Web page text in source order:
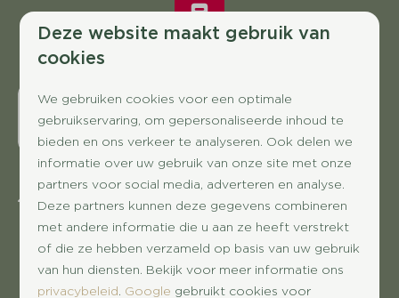
Hof van Halenweg 2
9414 AG Hooghalen
Drenthe
Nederland
Deze website maakt gebruik van
cookies
We gebruiken cookies voor een optimale
gebruikservaring, om gepersonaliseerde inhoud te
bieden en ons verkeer te analyseren. Ook delen we
informatie over uw gebruik van onze site met onze
partners voor social media, adverteren en analyse.
Deze partners kunnen deze gegevens combineren
met andere informatie die u aan ze heeft verstrekt
of die ze hebben verzameld op basis van uw gebruik
van hun diensten. Bekijk voor meer informatie ons
privacybeleid Google gebruikt cookies voor